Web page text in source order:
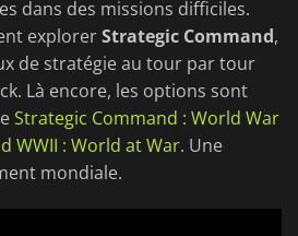
dans des missions difficiles.
explorerStrategic Command,
de stratégie au tour par tour
Là encore, les options sont
Strategic Command : World War
WWII : World at War. Une
mondiale.